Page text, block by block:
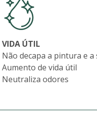
VIDA ÚTIL
Não decapa a pintura e
Aumento de vida útil
Neutraliza odores